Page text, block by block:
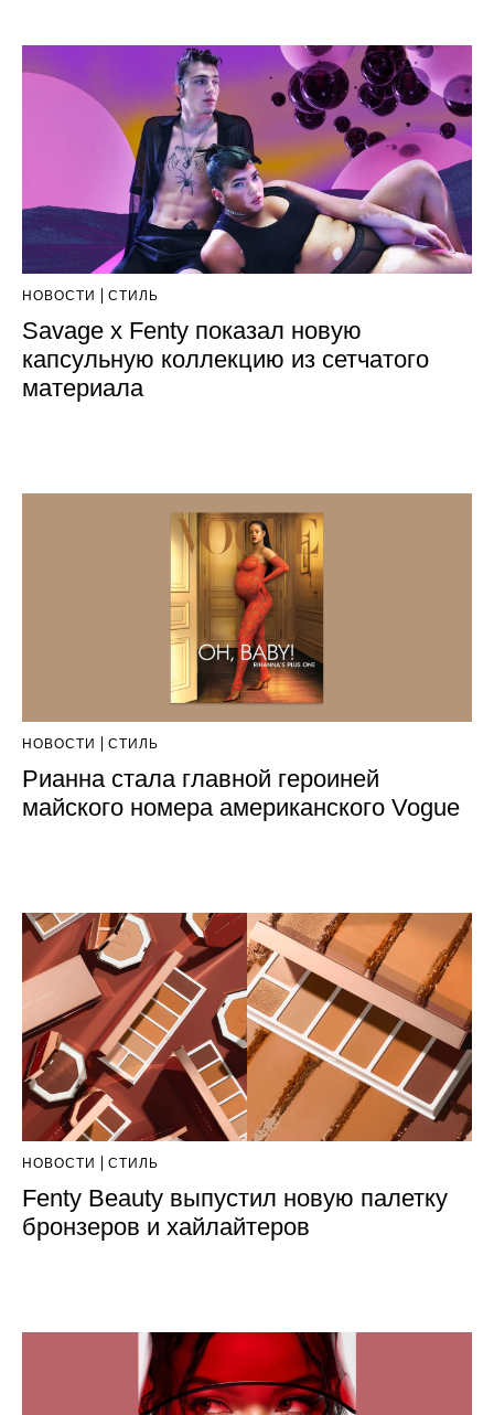
НОВОСТИ СТИЛЬ
Savage x Fenty показал новую
капсульную коллекцию из сетчатого
материала
НОВОСТИ СТИЛЬ
Рианна стала главной героиней
майского номера американского Vogue
НОВОСТИ СТИЛЬ
Fenty Beauty выпустил новую палетку
бронзеров и хайлайтеров